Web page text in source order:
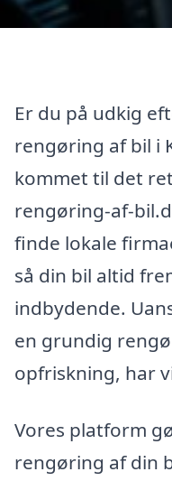
Er du på udkig
rengøring af bil i
kommet til det
rengøring-af-
finde lokale
så din bil altid
indbydende.
en grundig
opfriskning, har
Vores platform
rengøring af din